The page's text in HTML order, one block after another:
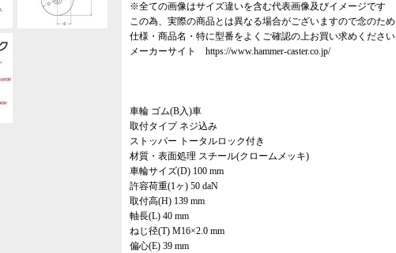
※全ての画像はサイズ違いを含む代表画像及びイメージです
この為、実際の商品とは異なる場合がございますので念のため
仕様・商品名・特に型番をよくご確認の上お買い求めください
メーカーサイト https://www.hammer-caster.co.jp/
車輪 ゴム(B入)車
取付タイプ ネジ込み
ストッパー トータルロック付き
材質・表面処理 スチール(クロームメッキ)
車輪サイズ(D) 100 mm
許容荷重(1ヶ) 50 daN
取付高(H) 139 mm
軸長(L) 40 mm
ねじ径(T) M16×2.0 mm
偏心(E) 39 mm